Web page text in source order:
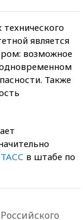
технического
является
возможное
Также
ТАСС в штабе по